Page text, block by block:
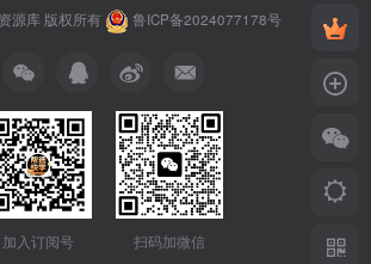
源库版权所有 鲁ICP备2024077178号
加入订阅号 扫码加微信